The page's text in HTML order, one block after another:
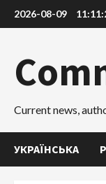
Skip
to
2026-08-09
Current news,
УКРАЇНСЬКА